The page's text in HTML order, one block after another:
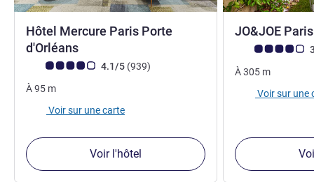
Hôtel Mercure Paris Porte
d'Orléans
Note Avis clients (Note ALL)
4.1/5 (939avis
)
À95 m
Voir sur une carte
Voir l'hôtel
JO&JOE
Note Avis clients
À305 m
Voir sur une